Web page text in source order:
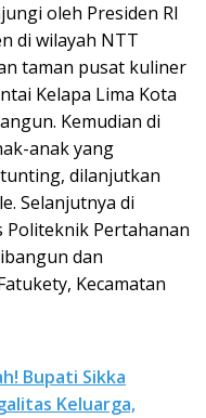
oleh Presiden RI
di wilayah NTT
taman pusat kuliner
Kelapa Lima Kota
Kemudian di
anak yang
dilanjutkan
Selanjutnya di
Politeknik Pertahanan
dan
Kecamatan
Bupati Sikka
Keluarga,